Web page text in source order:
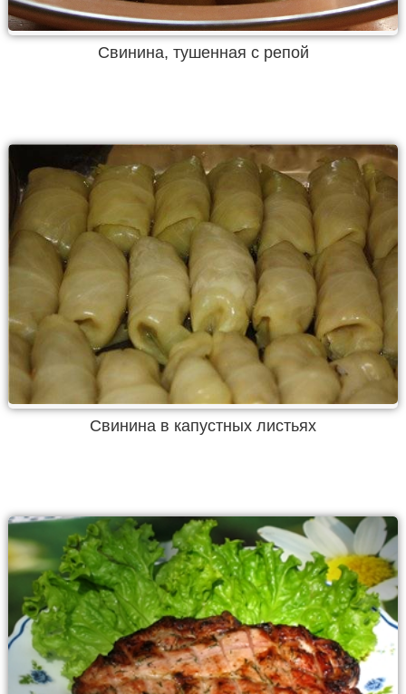
Свинина, тушенная с репой
Свинина в капустных листьях